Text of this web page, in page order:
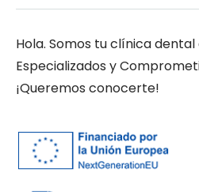
Hola. Somos tu clínica dental
Especializados y
¡Queremos conocerte!